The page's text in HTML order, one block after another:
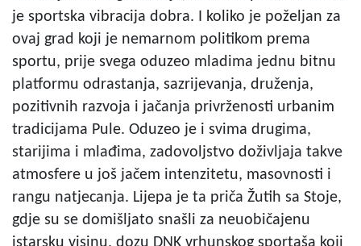
je sportska vibracija dobra. I koliko je poželjan za
ovaj grad koji je nemarnom politikom prema
sportu, prije svega oduzeo mladima jednu bitnu
platformu odrastanja, sazrijevanja, druženja,
pozitivnih razvoja i jačanja privrženosti urbanim
tradicijama Pule. Oduzeo je i svima drugima,
starijima i mlađima, zadovoljstvo doživljaja takve
atmosfere u još jačem intenzitetu, masovnosti i
rangu natjecanja. Lijepa je ta priča Žutih sa Stoje,
gdje su se domišljato snašli za neuobičajenu
istarsku visinu, dozu DNK vrhunskog sportaša koji